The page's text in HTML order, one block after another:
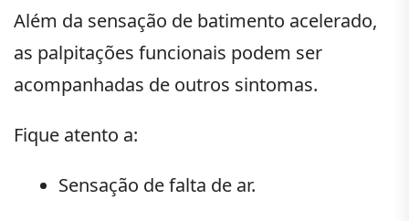
Além da sensação de batimento acelerado,
as palpitações funcionais podem ser
acompanhadas de outros sintomas.
Fique atento a:
Sensação de falta de ar.